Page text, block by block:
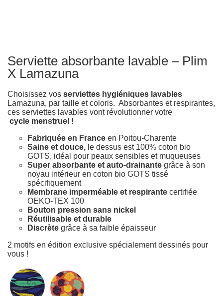
Serviette absorbante lavable – Plim
X Lamazuna
Choisissez vos serviettes hygiéniques lavables
Lamazuna, par taille et coloris. Absorbantes et respirantes,
ces serviettes lavables vont révolutionner votre
cycle menstruel !
Fabriquée en France en Poitou-Charente
Saine et douce, le dessus est 100% coton bio
GOTS, idéal pour peaux sensibles et muqueuses
Super absorbante et auto-drainante grâce à son
noyau intérieur en coton bio GOTS tissé
spécifiquement
Membrane imperméable et respirante certifiée
OEKO-TEX 100
Bouton pression sans nickel
Réutilisable et durable
Discrète grâce à sa faible épaisseur
2 motifs en édition exclusive spécialement dessinés pour
vous !